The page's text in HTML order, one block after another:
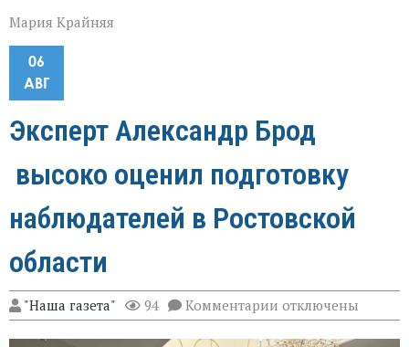
Мария Крайняя
06
АВГ
Эксперт Александр Брод
высоко оценил подготовку
наблюдателей в Ростовской
области
"Наша газета" 94 Комментарии к
записи
Эксперт
отключены